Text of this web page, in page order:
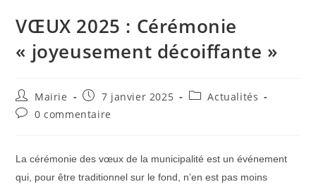
VŒUX 2025 : Cérémonie
« joyeusement décoiffante »
Auteur/autrice
de
la
Mairie
Publication
publiée :
7 janvier 2025
PostActualités
Commentaires
publication :
0 commentaire
La cérémonie des vœux de la municipalité est un événement
qui, pour être traditionnel sur le fond, n’en est pas moins